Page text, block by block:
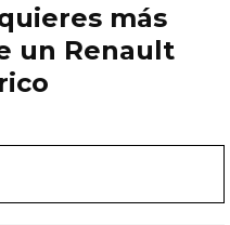
más
un Renault